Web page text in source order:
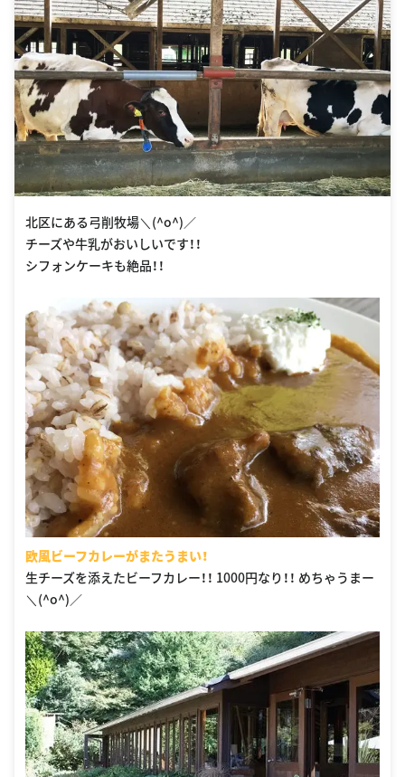
北区にある弓削牧場＼(^o^)／
チーズや牛乳がおいしいです！！
シフォンケーキも絶品！！
欧風ビーフカレーがまたうまい！
生チーズを添えたビーフカレー！！ 1000円なり！！ めちゃうまー
＼(^o^)／